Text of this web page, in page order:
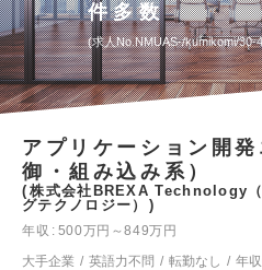
件多数
求人No.NMUAS-/kumikomi/30-
アプリケーション開発
御・組み込み系）
株式会社BREXA Technology
グテクノロジー）
年収
500万円～849万円
大手企業
英語力不問 転勤なし 年